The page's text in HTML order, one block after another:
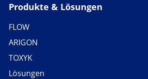
Produkte & Lösungen
FLOW
ARIGON
TOXYK
Lösungen